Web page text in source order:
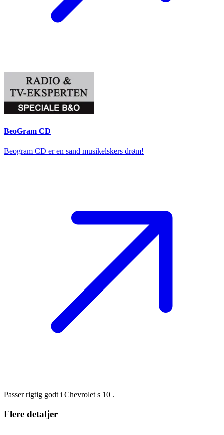
BeoGram CD
Beogram CD er en sand musikelskers drøm!
Passer rigtig godt i Chevrolet s 10 .
Flere detaljer